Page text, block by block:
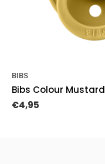
BIBS
Bibs Colour Mustard
€4,95